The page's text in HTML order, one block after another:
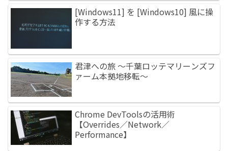
[Windows11] を [Windows10] 風に操
作する方法
君津への旅 ～千葉ロッテマリーンズフ
ァーム本拠地移転～
Chrome DevToolsの活用術
【Overrides／Network／
Performance】